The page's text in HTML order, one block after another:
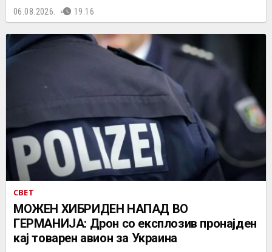
06.08.2026. 19:16
СВЕТ
МОЖЕН ХИБРИДЕН НАПАД ВО
ГЕРМАНИЈА: Дрон со експлозив пронајден
кај товарен авион за Украина